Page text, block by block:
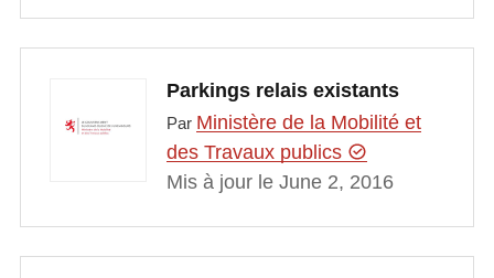
Parkings relais existants
Par Ministère de la Mobilité et
des Travaux publics
Mis à jour le June 2, 2016